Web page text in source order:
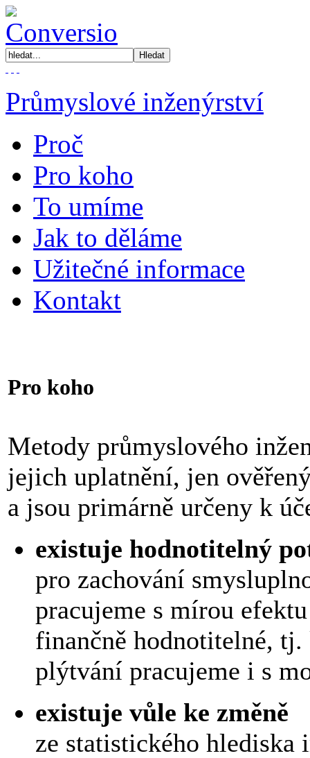
Průmyslové inženýrství
Proč
Pro koho
To umíme
Jak to děláme
Užitečné informace
Kontakt
Pro koho
Metody průmyslového
jejich uplatnění, jen
a jsou primárně určeny k
existuje hodnotitelný
pro zachování
pracujeme s mírou
finančně hodnotitelné,
plýtvání pracujeme i s
existuje vůle ke změně
ze statistického hlediska